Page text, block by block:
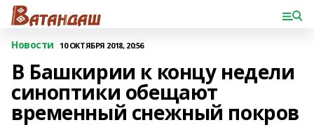
Новости 10 ОКТЯБРЯ 2018, 20:56
В Башкирии к концу недели
синоптики обещают
временный снежный покров